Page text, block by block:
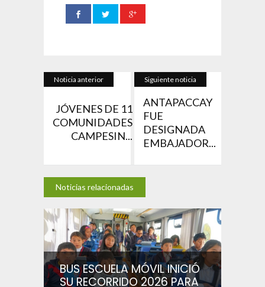
Noticia anterior
JÓVENES DE 11
COMUNIDADES
CAMPESIN...
Siguiente noticia
ANTAPACCAY
FUE
DESIGNADA
EMBAJADOR...
Noticias relacionadas
BUS ESCUELA MÓVIL INICIÓ
SU RECORRIDO 2026 PARA